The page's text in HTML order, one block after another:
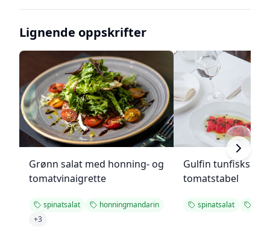
Lignende oppskrifter
Grønn salat med honning- og
tomatvinaigrette
spinatsalat
honningmandarin
+3
Gulfin tunfisksalat
tomatstabel
spinatsalat